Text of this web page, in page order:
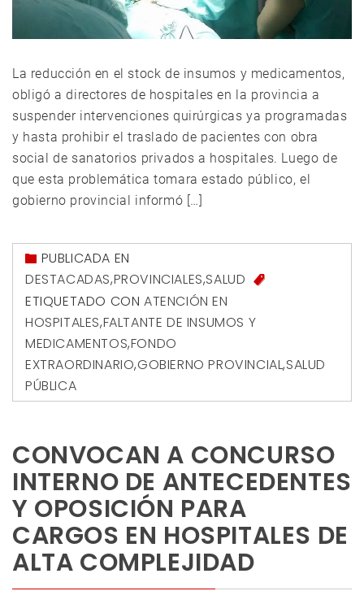
La reducción en el stock de insumos y medicamentos,
obligó a directores de hospitales en la provincia a
suspender intervenciones quirúrgicas ya programadas
y hasta prohibir el traslado de pacientes con obra
social de sanatorios privados a hospitales. Luego de
que esta problemática tomara estado público, el
gobierno provincial informó […]
PUBLICADA EN
DESTACADAS,PROVINCIALES,SALUD
ETIQUETADO CON ATENCIÓN EN
HOSPITALES,FALTANTE DE INSUMOS Y
MEDICAMENTOS,FONDO
EXTRAORDINARIO,GOBIERNO PROVINCIAL,SALUD
PÚBLICA
CONVOCAN A CONCURSO
INTERNO DE ANTECEDENTES
Y OPOSICIÓN PARA
CARGOS EN HOSPITALES DE
ALTA COMPLEJIDAD